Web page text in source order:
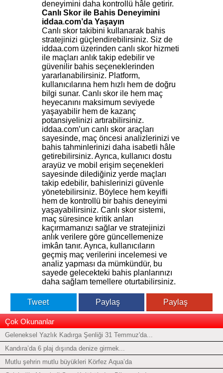
deneyimini daha kontrollü hâle getirir.
Canlı Skor ile Bahis Deneyimini
iddaa.com’da Yaşayın
Canlı skor takibini kullanarak bahis
stratejinizi güçlendirebilirsiniz. Siz de
iddaa.com üzerinden canlı skor hizmeti
ile maçları anlık takip edebilir ve
güvenilir bahis seçeneklerinden
yararlanabilirsiniz. Platform,
kullanıcılarına hem hızlı hem de doğru
bilgi sunar. Canlı skor ile hem maç
heyecanını maksimum seviyede
yaşayabilir hem de kazanç
potansiyelinizi artırabilirsiniz.
iddaa.com’un canlı skor araçları
sayesinde, maç öncesi analizlerinizi ve
bahis tahminlerinizi daha isabetli hâle
getirebilirsiniz. Ayrıca, kullanıcı dostu
arayüz ve mobil erişim seçenekleri
sayesinde dilediğiniz yerde maçları
takip edebilir, bahislerinizi güvenle
yönetebilirsiniz. Böylece hem keyifli
hem de kontrollü bir bahis deneyimi
yaşayabilirsiniz. Canlı skor sistemi,
maç süresince kritik anları
kaçırmamanızı sağlar ve stratejinizi
anlık verilere göre güncellemenize
imkân tanır. Ayrıca, kullanıcıların
geçmiş maç verilerini incelemesi ve
analiz yapması da mümkündür, bu
sayede gelecekteki bahis planlarınızı
daha sağlam temellere oturtabilirsiniz.
Tweet Paylaş Paylaş
Çok Okunanlar
Geleneksel Yazlık Kadırga Şenliği 31 Temmuz'da...
Kandıra’da 6 plaj dışında denize girmek...
Mutlu şehrin mutlu büyükleri Körfez Aqua’da